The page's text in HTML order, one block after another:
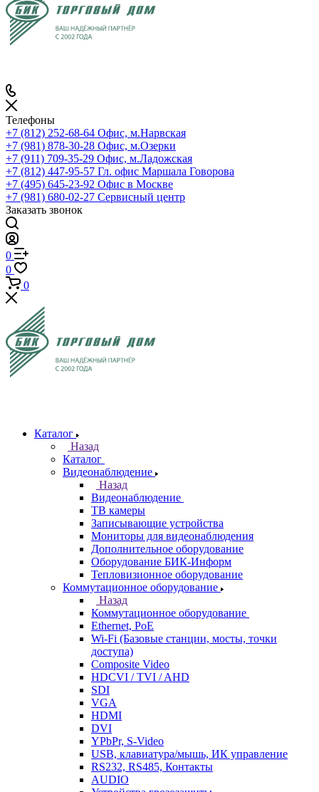
Телефоны
+7 (812) 252-68-64 Офис, м.Нарвская
+7 (981) 878-30-28 Офис, м.Озерки
+7 (911) 709-35-29 Офис, м.Ладожская
+7 (812) 447-95-57 Гл. офис Маршала Говорова
+7 (495) 645-23-92 Офис в Москве
+7 (981) 680-02-27 Сервисный центр
Заказать звонок
0
0
0
Каталог
Назад
Каталог
Видеонаблюдение
Назад
Видеонаблюдение
ТВ камеры
Записывающие устройства
Мониторы для видеонаблюдения
Дополнительное оборудование
Оборудование БИК-Информ
Тепловизионное оборудование
Коммутационное оборудование
Назад
Коммутационное оборудование
Ethernet, PoE
Wi-Fi (Базовые станции, мосты, точки
доступа)
Composite Video
HDCVI / TVI / AHD
SDI
VGA
HDMI
DVI
YPbPr, S-Video
USB, клавиатура/мышь, ИК управление
RS232, RS485, Контакты
AUDIO